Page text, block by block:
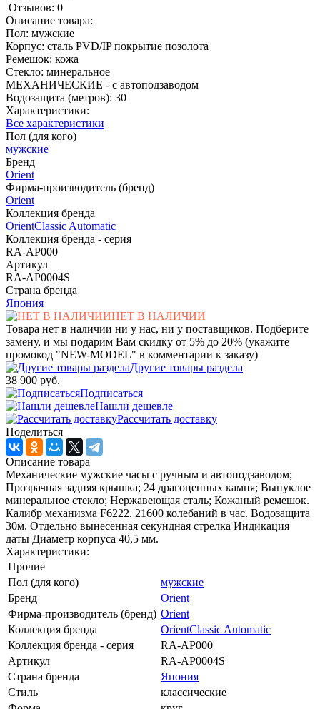
Отзывов: 0
Описание товара:
Пол: мужские
Корпус: сталь PVD/IP покрытие позолота
Ремешок: кожа
Стекло: минеральное
МЕХАНИЧЕСКИЕ - с автоподзаводом
Водозащита (метров): 30
Характеристики:
Все характеристики
Пол (для кого)
мужские
Бренд
Orient
Фирма-производитель (бренд)
Orient
Коллекция бренда
OrientClassic Automatic
Коллекция бренда - серия
RA-AP000
Артикул
RA-AP0004S
Страна бренда
Япония
НЕТ В НАЛИЧИИ
Товара нет в наличии ни у нас, ни у поставщиков. Подберите
замену, и мы подарим Вам скидку от 5% до 20% (укажите
промокод "NEW-MODEL" в комментарии к заказу)
Другие товары раздела
38 900 руб.
Подписаться
Нашли дешевле
Рассчитать доставку
Поделиться
Описание товара
Механические мужские часы с ручным и автоподзаводом;
Прозрачная задняя крышка; 24 драгоценных камня; Выпуклое
минеральное стекло; Нержавеющая сталь; Кожаный ремешок.
Калибр механизма F6222. 21600 колебаний в час. Водозащита
30м. Отдельно вынесенная секундная стрелка Индикация
даты Диаметр корпуса 40,5 мм.
Характеристики:
Прочие
Пол (для кого)
мужские
Бренд
Orient
Фирма-производитель (бренд) Orient
Коллекция бренда
OrientClassic Automatic
Коллекция бренда - серия
RA-AP000
Артикул
RA-AP0004S
Страна бренда
Япония
Стиль
классические